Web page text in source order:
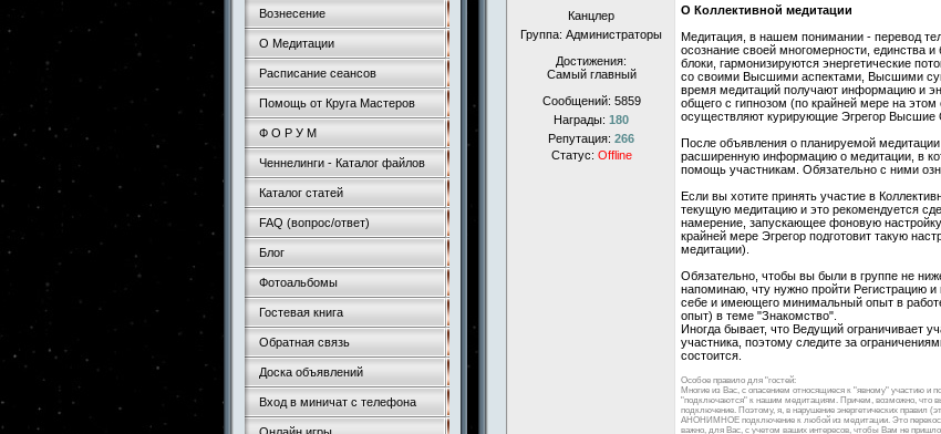
Вознесение
О Медитации
Расписание сеансов
Помощь от Круга Мастеров
Ф О Р У М
Ченнелинги - Каталог файлов
Каталог статей
FAQ (вопрос/ответ)
Блог
Фотоальбомы
Гостевая книга
Обратная связь
Доска объявлений
Вход в миничат с телефона
Канцлер
Группа: Администраторы
Достижения:
Самый главный
Сообщений: 5859
Награды: 180
Репутация: 266
Статус: Offline
О Коллективной медитации
Медитация, в нашем понимании - перевод
осознание своей многомерности, единства
блоки, гармонизируются энергетические
со своими Высшими аспектами, Высшими
время медитаций получают информацию и
общего с гипнозом (по крайней мере на этом
осуществляют курирующие Эгрегор
После объявления о планируемой
расширенную информацию о медитации, в
помощь участникам. Обязательно с ними
Если вы хотите принять участие в
текущую медитацию и это рекомендуется
намерение, запускающее фоновую
крайней мере Эгрегор подготовит такую
медитации).
Обязательно, чтобы вы были в группе не
напоминаю, чту нужно пройти Регистрацию и
себе и имеющего минимальный опыт в
опыт) в теме "Знакомство".
Иногда бывает, что Ведущий ограничивает
участника, поэтому следите за
состоится.
Особое правило для "гостей:
Многие из Вас, с опасением относящиеся к "явному" участию и
"подключаются" к нашим медитациям. Причем, возможно, что вы
подключение. Поэтому, я, в нарушение энергетических
АНОНИМНОЕ подключение к любой из медитации. Это
важно, для Вас, с учетом ваших интересов, чтобы Вам не